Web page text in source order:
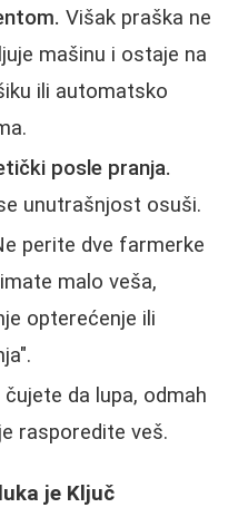
Višak praška ne
mašinu i ostaje na
ili automatsko
posle pranja.
unutrašnjost osuši.
perite dve farmerke
malo veša,
opterećenje ili
čujete da lupa, odmah
rasporedite veš.
je Ključ